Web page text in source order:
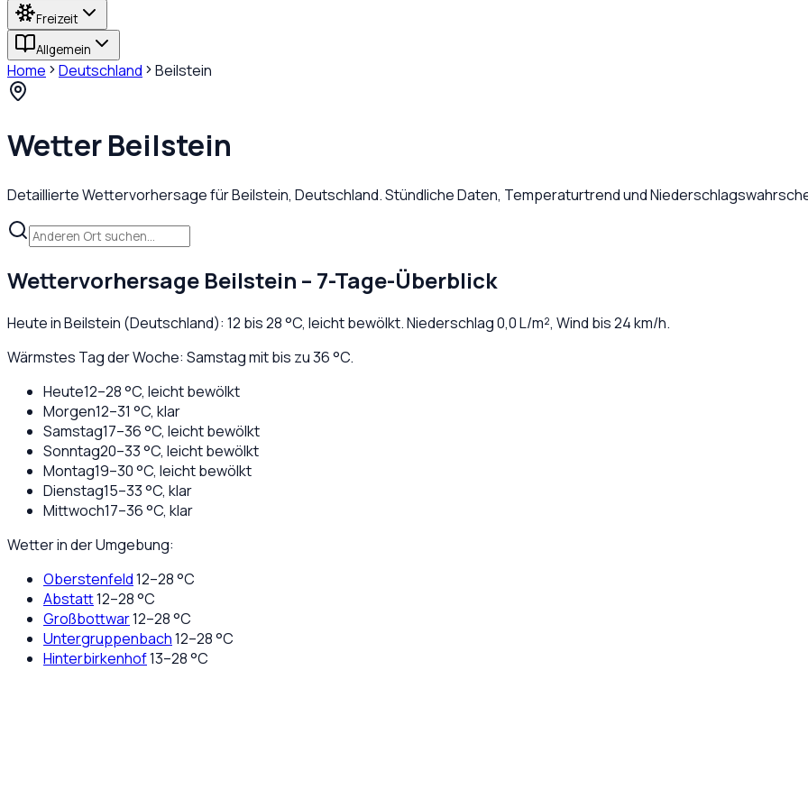
Freizeit
Allgemein
Home Deutschland Beilstein
WetterBeilstein
Detaillierte Wettervorhersage fürBeilstein, Deutschland. Stündliche Daten, Temperaturtrend und
Wettervorhersage Beilstein – 7-Tage-Überblick
Heute inBeilstein (Deutschland): 12 bis28°C, leicht bewölkt. Niederschlag0,0L/m², Wind bis24km/h.
Wärmstes Tag der Woche: Samstag mit bis zu 36 °C.
Heute12–28°C, leicht bewölkt
Morgen12–31 °C, klar
Samstag17–36°C, leicht bewölkt
Sonntag20–33°C, leicht bewölkt
Montag19–30°C, leicht bewölkt
Dienstag15–33°C, klar
Mittwoch17–36°C, klar
Wetter in der Umgebung:
Oberstenfeld12–28°C
Abstatt12–28°C
Großbottwar12–28°C
Untergruppenbach12–28°C
Hinterbirkenhof13–28°C